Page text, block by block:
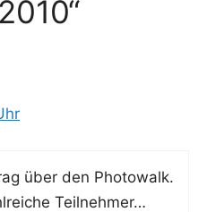
über den Photowalk.
Teilnehmer…